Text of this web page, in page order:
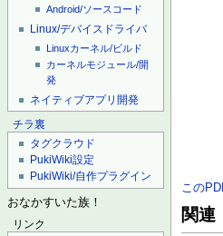
Android/ソースコード
Linux/デバイスドライバ
Linuxカーネル/ビルド
カーネルモジュール/開
発
ネイティブアプリ開発
チラ裏
タグクラウド
PukiWiki設定
PukiWiki/自作プラグイン
おなかすいた族！
リンク
この
関連